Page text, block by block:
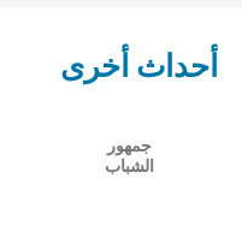
أحداث أخرى
جمهور
الشباب